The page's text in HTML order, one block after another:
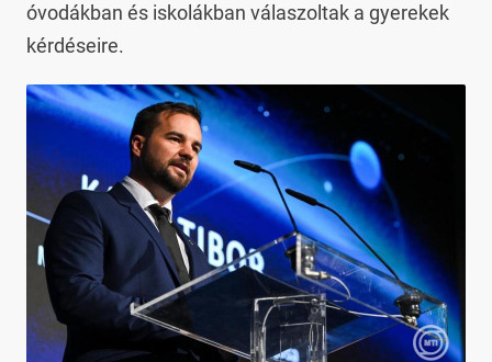
óvodákban és iskolákban válaszoltak a gyerekek
kérdéseire.